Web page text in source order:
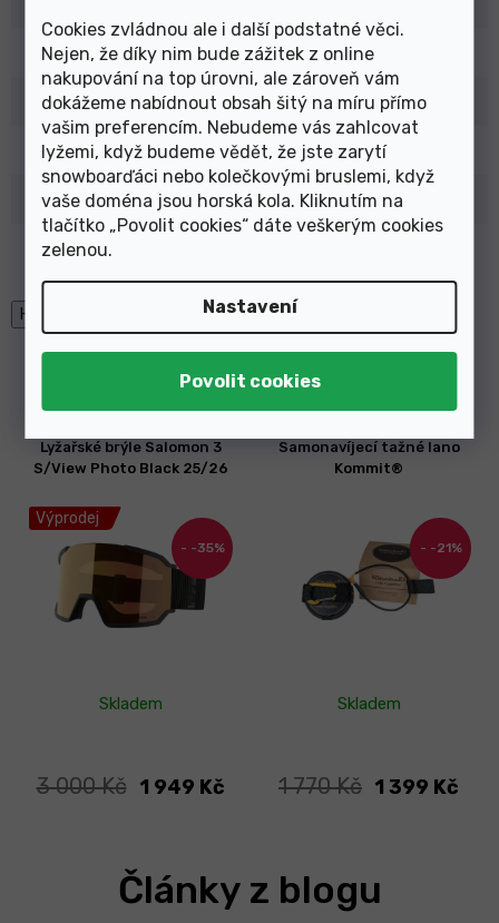
Cookies zvládnou ale i další podstatné věci.
Nejen, že díky nim bude zážitek z online
nakupování na top úrovni, ale zároveň vám
dokážeme nabídnout obsah šitý na míru přímo
vašim preferencím. Nebudeme vás zahlcovat
lyžemi, když budeme vědět, že jste zarytí
snowboarďáci nebo kolečkovými bruslemi, když
vaše doména jsou horská kola. Kliknutím na
tlačítko „Povolit cookies“ dáte veškerým cookies
zelenou.
Nastavení
Typ: Dětské/Juniorské
Velikost: 20,5
Barva: Černá
Flexe: N/A
Výrobce:
High-contrast mode
Mohlo by Vás zajímat
Výprodej
-35%
Lyžařské brýle Salomon 3
S/View Photo Black 25/26
Skladem
3 000 Kč 1 949 Kč
-21%
Samonavíjecí tažné lano
Kommit®
Skladem
1 770 Kč 1 399 Kč
Články z blogu